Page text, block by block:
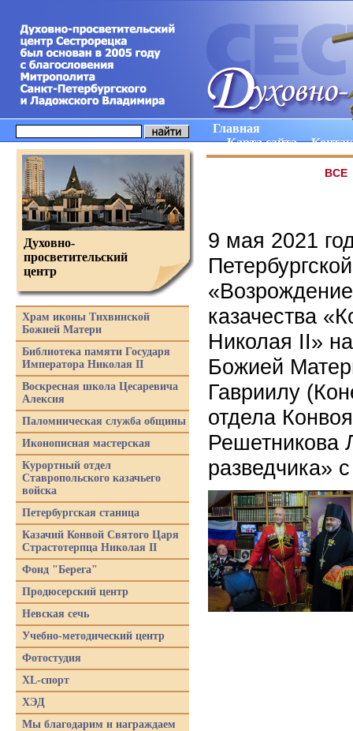
Главная
Карта сайта
ВCE
9 мая 2021
казачества
Николая II»
Божией
Гавриилу
отдела
Решетникова
разведчика»
Духовно-
просветительский
центр
Храм иконы Тихвинской
Божией Матери
Библиотека памяти Государя
Императора Николая II
Воскресная школа Цесаревича
Алексия
Паломническая служба общины
Иконописная мастерская
Курортный отдел
Ставропольского казачьего
войска
Петербургская станица
Казачий Конвой Святого Царя
Страстотерпца Николая II
Фонд "Берега"
Продюсерский центр
Невская сечь
Учебно-методический центр
Фотостудия
XL-спорт
ХЭД
Мы благодарим и награждаем